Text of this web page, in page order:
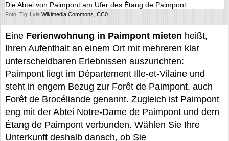
Die Abtei von Paimpont am Ufer des Étang de Paimpont.
Foto: TigH via Wikimedia Commons CC0
Eine Ferienwohnung in Paimpont mieten heißt,
Ihren Aufenthalt an einem Ort mit mehreren klar
unterscheidbaren Erlebnissen auszurichten:
Paimpont liegt im Département Ille-et-Vilaine und
steht in engem Bezug zur Forêt de Paimpont, auch
Forêt de Brocéliande genannt. Zugleich ist Paimpont
eng mit der Abtei Notre-Dame de Paimpont und dem
Étang de Paimpont verbunden. Wählen Sie Ihre
Unterkunft deshalb danach, ob Sie